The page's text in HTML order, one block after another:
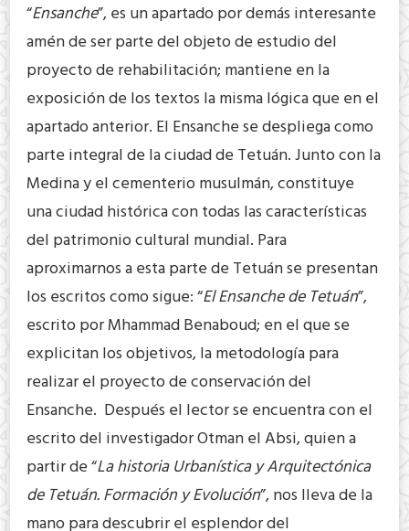
“Ensanche”, es un apartado por demás interesante
amén de ser parte del objeto de estudio del
proyecto de rehabilitación; mantiene en la
exposición de los textos la misma lógica que en el
apartado anterior. El Ensanche se despliega como
parte integral de la ciudad de Tetuán. Junto con la
Medina y el cementerio musulmán, constituye
una ciudad histórica con todas las características
del patrimonio cultural mundial. Para
aproximarnos a esta parte de Tetuán se presentan
los escritos como sigue: “El Ensanche de Tetuán”,
escrito por Mhammad Benaboud; en el que se
explicitan los objetivos, la metodología para
realizar el proyecto de conservación del
Ensanche. Después el lector se encuentra con el
escrito del investigador Otman el Absi, quien a
partir de “La historia Urbanística y Arquitectónica
de Tetuán. Formación y Evolución”, nos lleva de la
mano para descubrir el esplendor del